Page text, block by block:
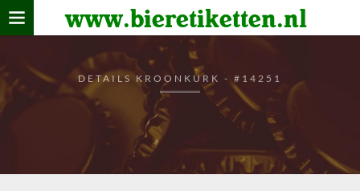
www.bieretiketten.nl
Home
De bierkaart
DETAILS KROONKURK - #14251